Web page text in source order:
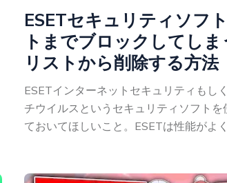
ESETセキュリティソフ
トまでブロックしてし
リストから削除する方法
ESETインターネットセキュリティもし
チウイルスというセキュリティソフト
ておいてほしいこと。ESETは性能がよ